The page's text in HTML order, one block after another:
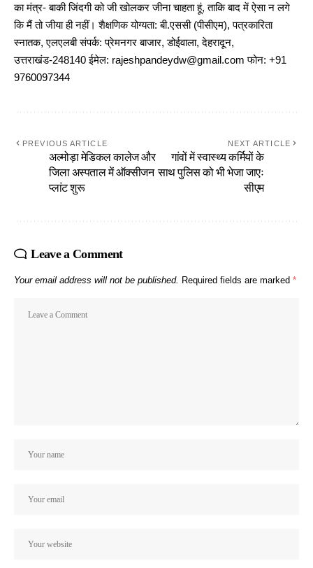
का मंत्र- बाकी जिंदगी को जी खोलकर जीना चाहता हूं, ताकि बाद में ऐसा न लगे
कि मैं तो जीया ही नहीं। शैक्षणिक योग्यता: बी.एससी (पीसीएम), पत्रकारिता
स्नातक, एलएलबी संपर्क: प्रेमनगर बाजार, डोईवाला, देहरादून,
उत्तराखंड-248140 ईमेल: rajeshpandeydw@gmail.com फोन: +91
9760097344
PREVIOUS ARTICLE
अल्मोड़ा मेडिकल कालेज और
जिला अस्पताल में ऑक्सीजन
प्लांट शुरू
NEXT ARTICLE
गांवों में स्वास्थ्य कर्मियों के
साथ पुलिस को भी भेजा जाएः
सीएम
Leave a Comment
Your email address will not be published. Required fields are marked *